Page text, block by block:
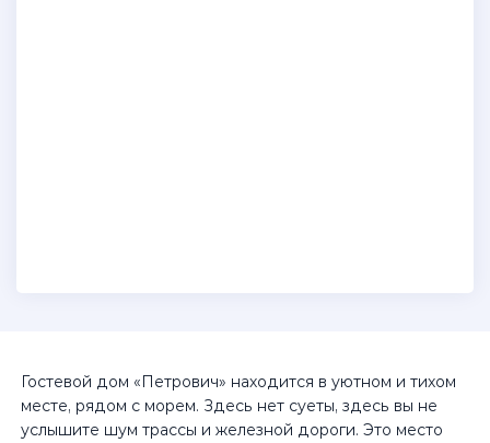
Гостевой дом «Петрович» находится в уютном и тихом
месте, рядом с морем. Здесь нет суеты, здесь вы не
услышите шум трассы и железной дороги. Это место